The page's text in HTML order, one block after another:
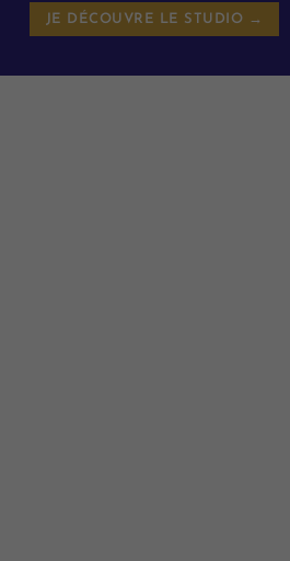
JE DÉCOUVRE LE STUDIO →